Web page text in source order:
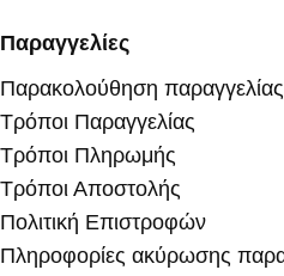
Παραγγελίες
Παρακολούθηση παραγγελίας
Τρόποι Παραγγελίας
Τρόποι Πληρωμής
Τρόποι Αποστολής
Πολιτική Επιστροφών
Πληροφορίες ακύρωσης